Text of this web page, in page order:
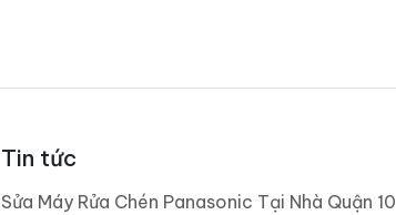
Tin tức
Sửa Máy Rửa Chén Panasonic Tại Nhà Quận 10